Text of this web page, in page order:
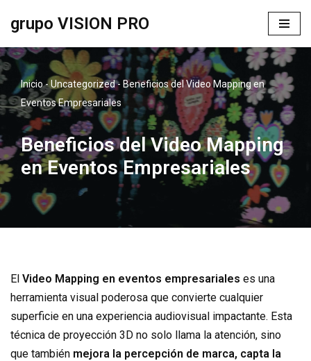
al
contenido
grupo VISION PRO
Inicio-Uncategorized- Beneficios del Video Mapping en
Eventos Empresariales
Beneficios del Video Mapping
en Eventos Empresariales
El Video Mapping en eventos empresariales es una
herramienta visual poderosa que convierte cualquier
superficie en una experiencia audiovisual impactante. Esta
técnica de proyección 3D no solo llama la atención, sino
que también mejora la percepción de marca, capta la